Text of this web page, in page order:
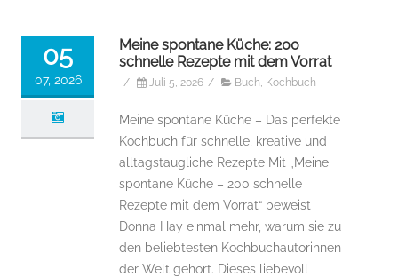
05
07, 2026
Meine spontane Küche: 200
schnelle Rezepte mit dem Vorrat
/ Juli 5, 2026 / Buch, Kochbuch
Meine spontane Küche – Das perfekte
Kochbuch für schnelle, kreative und
alltagstaugliche Rezepte Mit „Meine
spontane Küche – 200 schnelle
Rezepte mit dem Vorrat“ beweist
Donna Hay einmal mehr, warum sie zu
den beliebtesten Kochbuchautorinnen
der Welt gehört. Dieses liebevoll